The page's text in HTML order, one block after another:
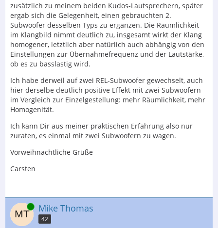
zusätzlich zu meinem beiden Kudos-Lautsprechern, später
ergab sich die Gelegenheit, einen gebrauchten 2.
Subwoofer desselben Typs zu ergänzen. Die Räumlichkeit
im Klangbild nimmt deutlich zu, insgesamt wirkt der Klang
homogener, letztlich aber natürlich auch abhängig von den
Einstellungen zur Übernahmefrequenz und der Lautstärke,
ob es zu basslastig wird.
Ich habe derweil auf zwei REL-Subwoofer gewechselt, auch
hier derselbe deutlich positive Effekt mit zwei Subwoofern
im Vergleich zur Einzelgestellung: mehr Räumlichkeit, mehr
Homogenität.
Ich kann Dir aus meiner praktischen Erfahrung also nur
zuraten, es einmal mit zwei Subwoofern zu wagen.
Vorweihnachtliche Grüße
Carsten
Online Mike Thomas
42